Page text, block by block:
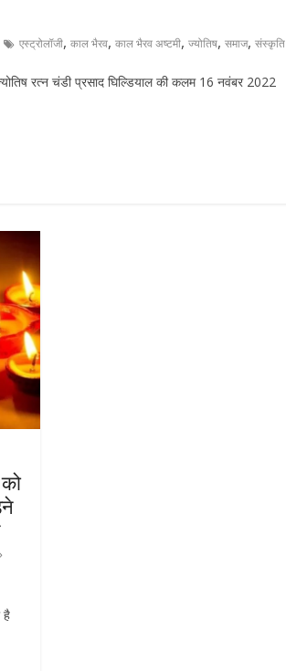
एस्ट्रोलॉजी, काल भैरव, काल भैरव अष्टमी, ज्योतिष, समाज, संस्कृति
रत्न चंडी प्रसाद घिल्डियाल की कलम 16 नवंबर 2022
है